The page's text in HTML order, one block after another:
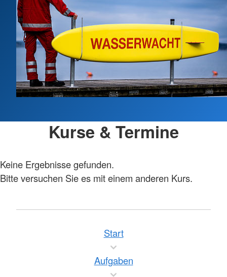
Kurse & Termine
Keine Ergebnisse gefunden.
Bitte versuchen Sie es mit einem anderen Kurs.
Start
Aufgaben